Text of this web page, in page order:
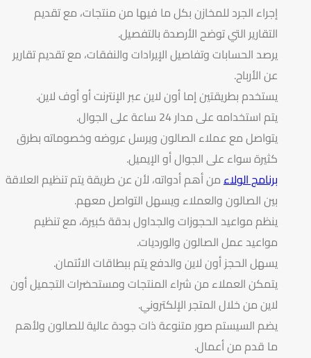
إجراء الجرد للمخازن بكل ما فيها من منتجات، مع تقديم
التقارير التي توضح الأرصدة بالتفصيل.
يرصد الحسابات وتفاصيل الإيرادات والنفقات، مع تقديم تقارير
عن الأرباح.
يستخدم بطريقتين إما أون لاين عبر الإنترنت أو أوف لاين.
يتم استخدامه على مدار 24 ساعة على الجوال.
يتواصل مع عملاء الصالون ويرسل عروضه وخصوماته بطرق
كثيرة سواء على الجوال أو الإيميل.
برنامج الولاءمن أهم أدواته، لأن عن طريقة يتم تنظيم العلاقة
بين الصالون والعملاء ويسهل التواصل معهم.
ينظم مواعيد الحجوزات والجداول بدقة كبيرة، مع تنظيم
مواعيد عمل الصالون والورديات.
يسهل الحجز أون لاين والدفع يتم ببطاقات الائتمان.
يتمكن العملاء من شراء المنتجات ومستحضرات التجميل أون
لاين من خلال المتجر الإلكتروني.
يضم السيستم صور متنوعة ذات جودة عالية للصالون ولأهم
ما قدم من أعمال.